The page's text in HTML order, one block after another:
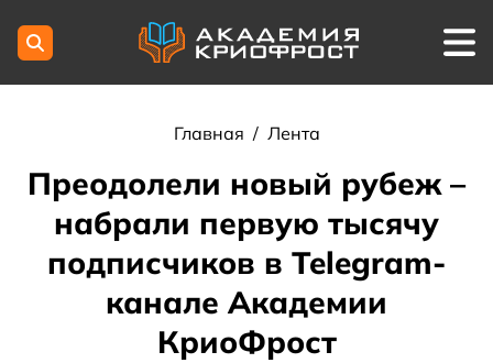
Главная / Лента
Преодолели новый рубеж –
набрали первую тысячу
подписчиков в Telegram-
канале Академии
КриоФрост